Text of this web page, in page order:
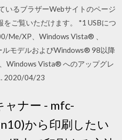
いるブラザーWebサイトのページ
ご覧いただけます。 *1 USBにつ
Me/XP、Windows Vista® 、
モデルおよびWindows® 98以降
Windows Vista® へのアップグレ
2020/04/23
ャナー - mfc-
から印刷したい